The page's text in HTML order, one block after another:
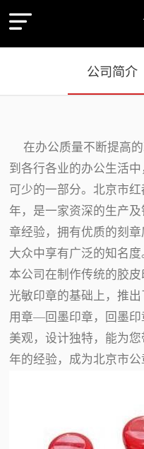
公司简介
在办公质量不断提高
到各行各业的办公生活
可少的一部分。北京市
年，是一家资深的生产
章经验，拥有优质的刻
大众中享有广泛的知名度
本公司在制作传统的胶皮
光敏印章的基础上，推
用章—回墨印章，回墨印
美观，设计独特，能为
年的经验，成为北京市公